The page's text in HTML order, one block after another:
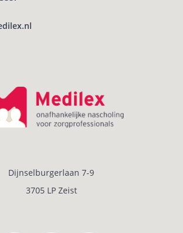
Dijnselburgerlaan 7-9
3705 LP Zeist